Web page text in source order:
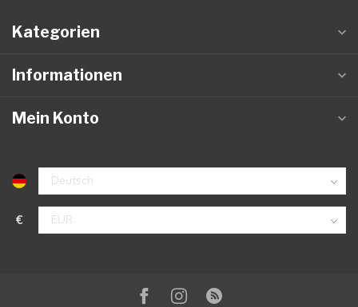
Kategorien
Informationen
Mein Konto
€